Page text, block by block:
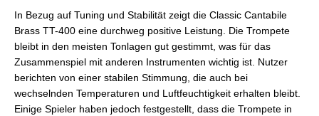
In Bezug auf Tuning und Stabilität zeigt die Classic Cantabile
Brass TT-400 eine durchweg positive Leistung. Die Trompete
bleibt in den meisten Tonlagen gut gestimmt, was für das
Zusammenspiel mit anderen Instrumenten wichtig ist. Nutzer
berichten von einer stabilen Stimmung, die auch bei
wechselnden Temperaturen und Luftfeuchtigkeit erhalten bleibt.
Einige Spieler haben jedoch festgestellt, dass die Trompete in